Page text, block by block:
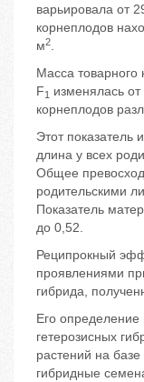
варьировала от
корнеплодов
м2.
Масса товарного
F1 изменялась
корнеплодов
Этот показатель
длина у всех
Общее
родительскими
Показатель
до 0,52.
Реципрокный
проявлениями
гибрида,
Его
гетерозисных
растений на
гибридные